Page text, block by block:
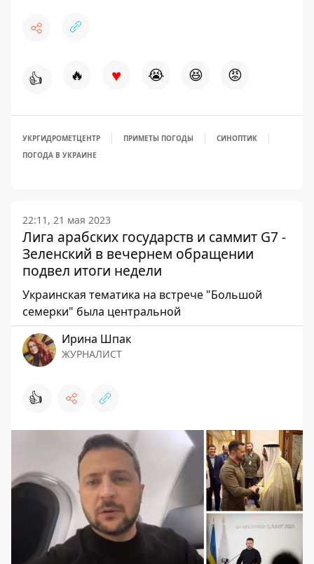
👍 🔥 ♥ 😭 😆 😡
УКРГИДРОМЕТЦЕНТР ПРИМЕТЫ ПОГОДЫ
СИНОПТИК
ПОГОДА В УКРАИНЕ
22:11, 21 мая 2023
Лига арабских государств и саммит G7 -
Зеленский в вечернем обращении
подвел итоги недели
Украинская тематика на встрече "Большой
семерки" была центральной
Ирина Шпак
ЖУРНАЛИСТ
👍